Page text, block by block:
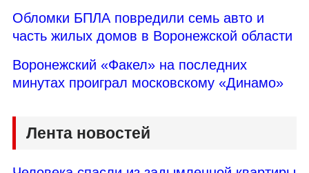
Обломки БПЛА повредили семь авто и
часть жилых домов в Воронежской области
Воронежский «Факел» на последних
минутах проиграл московскому «Динамо»
Лента новостей